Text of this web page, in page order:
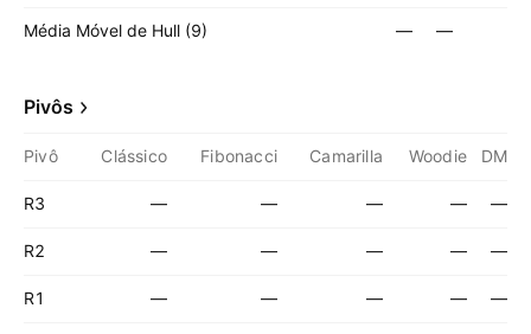
Média Móvel de Hull (9) — —
Pivôs
Pivô Clássico Fibonacci Camarilla Woodie DM
R3 — — — — —
R2 — — — — —
R1 — — — — —